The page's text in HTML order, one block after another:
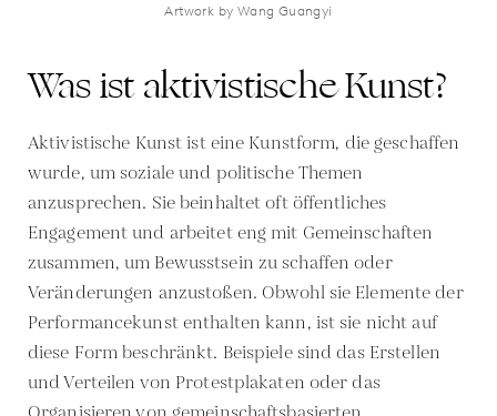
Artwork by Wang Guangyi
Was ist aktivistische Kunst?
Aktivistische Kunst ist eine Kunstform, die geschaffen
wurde, um soziale und politische Themen
anzusprechen. Sie beinhaltet oft öffentliches
Engagement und arbeitet eng mit Gemeinschaften
zusammen, um Bewusstsein zu schaffen oder
Veränderungen anzustoßen. Obwohl sie Elemente der
Performancekunst enthalten kann, ist sie nicht auf
diese Form beschränkt. Beispiele sind das Erstellen
und Verteilen von Protestplakaten oder das